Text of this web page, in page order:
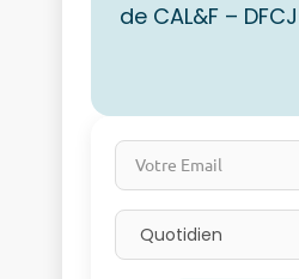
de CAL&F – DFCJ
Votre Email
Email frequency